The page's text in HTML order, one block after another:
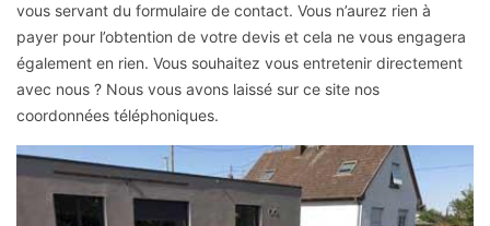
vous servant du formulaire de contact. Vous n’aurez rien à
payer pour l’obtention de votre devis et cela ne vous engagera
également en rien. Vous souhaitez vous entretenir directement
avec nous ? Nous vous avons laissé sur ce site nos
coordonnées téléphoniques.